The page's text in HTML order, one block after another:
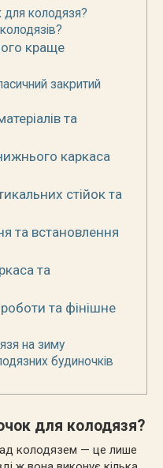
для колодязя?
краще
закритий
та
каркаса
стійок та
та встановлення
та
та фінішне
на зиму
будиночків
для колодязя?
колодязем — це лише